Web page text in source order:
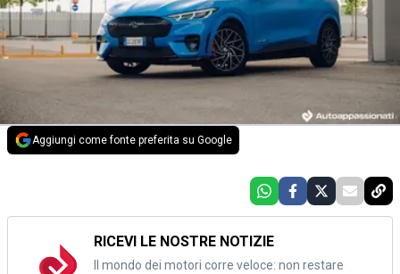
Aggiungi come fonte preferita su Google
RICEVI LE NOSTRE NOTIZIE
Il mondo dei motori corre veloce: non restare